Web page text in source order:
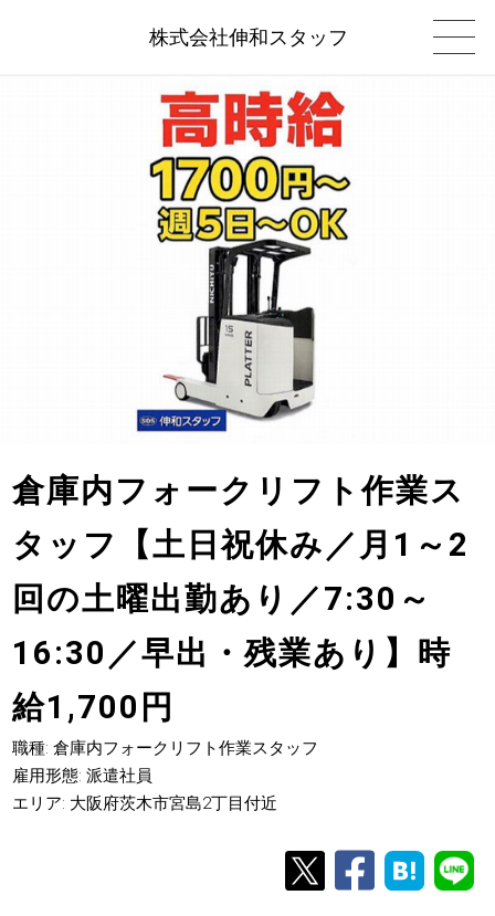
株式会社伸和スタッフ
倉庫内フォークリフト作業ス
タッフ【土日祝休み／月1～2
回の土曜出勤あり／7:30～
16:30／早出・残業あり】時
給1,700円
職種: 倉庫内フォークリフト作業スタッフ
雇用形態: 派遣社員
エリア: 大阪府茨木市宮島2丁目付近